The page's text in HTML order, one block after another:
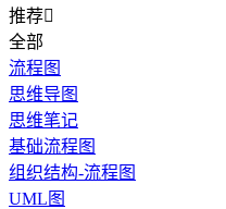
推荐
全部
流程图
思维导图
思维笔记
基础流程图
组织结构-流程图
UML图